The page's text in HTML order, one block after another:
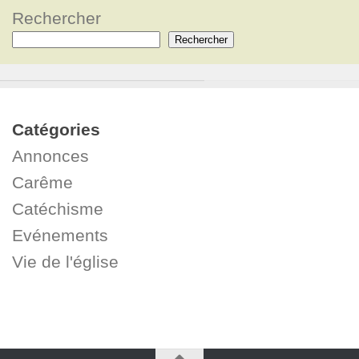
Rechercher
Rechercher
Catégories
Annonces
Carême
Catéchisme
Evénements
Vie de l'église